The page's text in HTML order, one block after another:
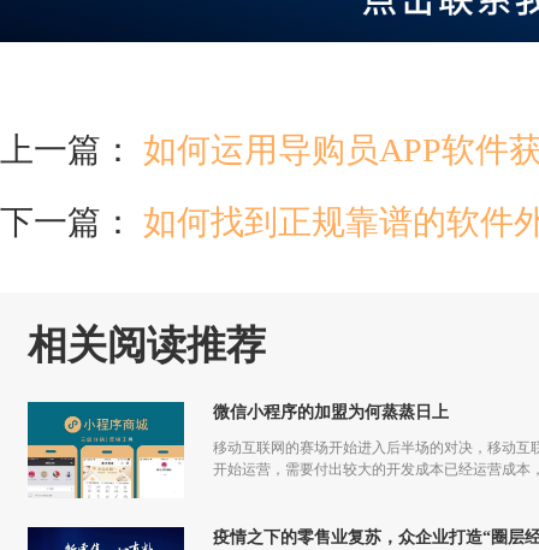
上一篇： 如何运用导购员APP软件
下一篇： 如何找到正规靠谱的软件
相关阅读推荐
微信小程序的加盟为何蒸蒸日上
移动互联网的赛场开始进入后半场的对决，移动
开始运营，需要付出较大的开发成本已经运营成
疫情之下的零售业复苏，众企业打造“圈层